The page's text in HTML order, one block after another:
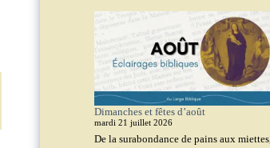
Dimanches et fêtes d’août
mardi 21 juillet 2026
De la surabondance de pains aux miettes,